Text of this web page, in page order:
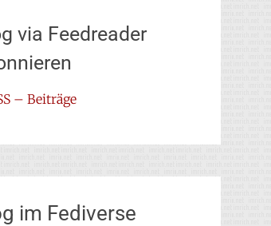
via Feedreader
– Beiträge
im Fediverse